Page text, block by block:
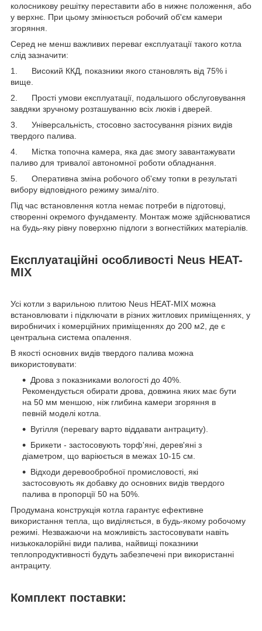
колосникову решітку переставити або в нижнє положення, або
у верхнє. При цьому змінюється робочий об'єм камери
згоряння.
Серед не менш важливих переваг експлуатації такого котла
слід зазначити:
1. Високий ККД, показники якого становлять від 75% і
вище.
2. Прості умови експлуатації, подальшого обслуговування
завдяки зручному розташуванню всіх люків і дверей.
3. Універсальність, стосовно застосування різних видів
твердого палива.
4. Містка топочна камера, яка дає змогу завантажувати
паливо для тривалої автономної роботи обладнання.
5. Оперативна зміна робочого об'єму топки в результаті
вибору відповідного режиму зима/літо.
Під час встановлення котла немає потреби в підготовці,
створенні окремого фундаменту. Монтаж може здійснюватися
на будь-яку рівну поверхню підлоги з вогнестійких матеріалів.
Експлуатаційні особливості Neus HEAT-
MIX
Усі котли з варильною плитою Neus HEAT-MIX можна
встановлювати і підключати в різних житлових приміщеннях, у
виробничих і комерційних приміщеннях до 200 м2, де є
центральна система опалення.
В якості основних видів твердого палива можна
використовувати:
Дрова з показниками вологості до 40%.
Рекомендується обирати дрова, довжина яких має бути
на 50 мм меншою, ніж глибина камери згоряння в
певній моделі котла.
Вугілля (перевагу варто віддавати антрациту).
Брикети - застосовують торф'яні, дерев'яні з
діаметром, що варіюється в межах 10-15 см.
Відходи деревообробної промисловості, які
застосовують як добавку до основних видів твердого
палива в пропорції 50 на 50%.
Продумана конструкція котла гарантує ефективне
використання тепла, що виділяється, в будь-якому робочому
режимі. Незважаючи на можливість застосовувати навіть
низькокалорійні види палива, найвищі показники
теплопродуктивності будуть забезпечені при використанні
антрациту.
Комплект поставки: